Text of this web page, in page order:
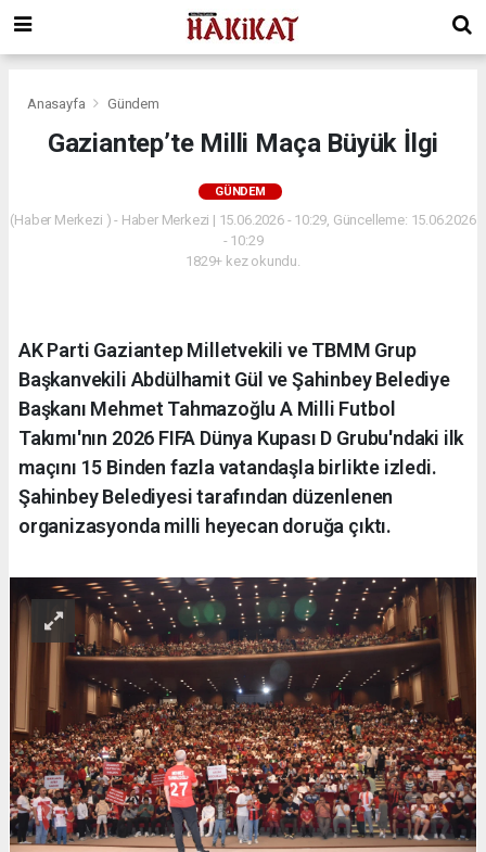
Anasayfa Gündem
Gaziantep’te Milli Maça Büyük İlgi
GÜNDEM
(Haber Merkezi ) - Haber Merkezi | 15.06.2026 - 10:29, Güncelleme: 15.06.2026
- 10:29
1829+ kez okundu.
AK Parti Gaziantep Milletvekili ve TBMM Grup
Başkanvekili Abdülhamit Gül ve Şahinbey Belediye
Başkanı Mehmet Tahmazoğlu A Milli Futbol
Takımı'nın 2026 FIFA Dünya Kupası D Grubu'ndaki ilk
maçını 15 Binden fazla vatandaşla birlikte izledi.
Şahinbey Belediyesi tarafından düzenlenen
organizasyonda milli heyecan doruğa çıktı.